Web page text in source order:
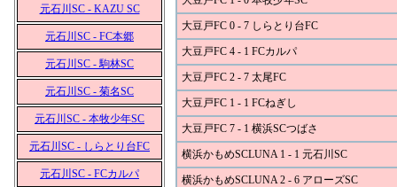
元石川SC - KAZU SC
元石川SC - FC本郷
元石川SC - 駒林SC
元石川SC - 菊名SC
元石川SC - 本牧少年SC
元石川SC - しらとり台FC
元石川SC - FCカルパ
大豆戸FC 0 - 7 しらとり台FC
大豆戸FC 4 - 1 FCカルパ
大豆戸FC 2 - 7 太尾FC
大豆戸FC 1 - 1 FCねぎし
大豆戸FC 7 - 1 横浜SCつばさ
横浜かもめSCLUNA 1 - 1 元石川SC
横浜かもめSCLUNA 2 - 6 アローズSC